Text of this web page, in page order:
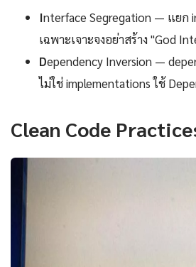
Interface Segregation — แยก
เฉพาะเจาะจงอย่าสร้าง "God
Dependency Inversion —
ไม่ใช่ implementations ใช้
Clean Code